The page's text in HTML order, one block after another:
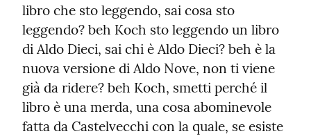
libro che sto leggendo, sai cosa sto
leggendo? beh Koch sto leggendo un libro
di Aldo Dieci, sai chi è Aldo Dieci? beh è la
nuova versione di Aldo Nove, non ti viene
già da ridere? beh Koch, smetti perché il
libro è una merda, una cosa abominevole
fatta da Castelvecchi con la quale, se esiste